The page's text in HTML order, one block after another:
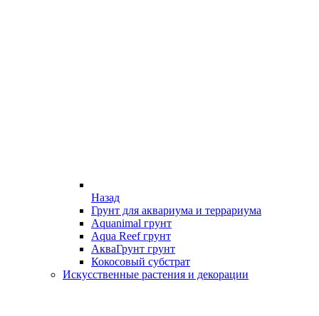
Назад
Грунт для аквариума и террариума
Aquanimal грунт
Aqua Reef грунт
АкваГрунт грунт
Кокосовый субстрат
Искусственные растения и декорации